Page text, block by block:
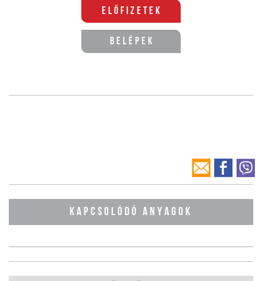
Előfizetek
Belépek
KAPCSOLÓDÓ ANYAGOK